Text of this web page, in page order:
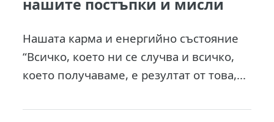
нашите постъпки и мисли
Нашата карма и енергийно състояние
“Всичко, което ни се случва и всичко,
което получаваме, е резултат от това,...